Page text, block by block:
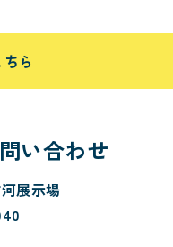
ら
い合わせ
展示場